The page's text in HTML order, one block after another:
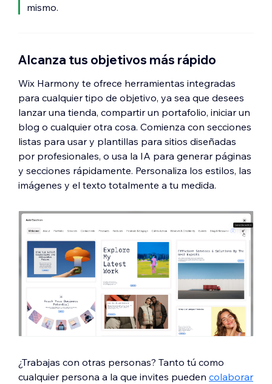
mismo.
Alcanza tus objetivos más rápido
Wix Harmony te ofrece herramientas integradas
para cualquier tipo de objetivo, ya sea que desees
lanzar una tienda, compartir un portafolio, iniciar un
blog o cualquier otra cosa. Comienza con secciones
listas para usar y plantillas para sitios diseñadas
por profesionales, o usa la IA para generar páginas
y secciones rápidamente. Personaliza los estilos, las
imágenes y el texto totalmente a tu medida.
¿Trabajas con otras personas? Tanto tú como
cualquier persona a la que invites pueden colaborar